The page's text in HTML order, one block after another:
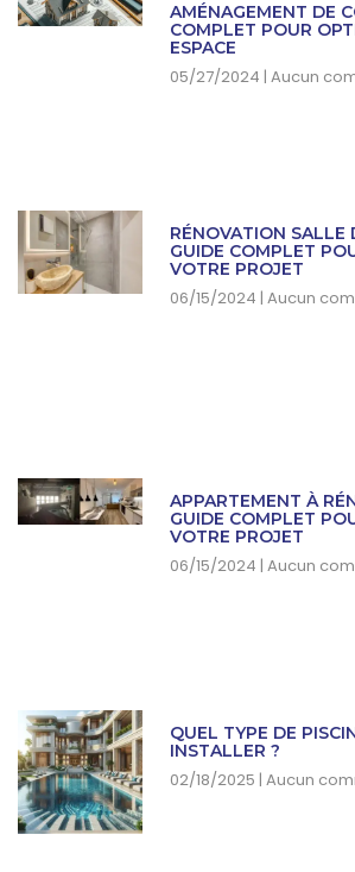
AMÉNAGEMENT DE
COMPLET POUR
ESPACE
05/27/2024 Aucun
RÉNOVATION SALLE
GUIDE COMPLET
VOTRE PROJET
06/15/2024 Aucun
APPARTEMENT À
GUIDE COMPLET
VOTRE PROJET
06/15/2024 Aucun
QUEL TYPE DE
INSTALLER ?
02/18/2025 Aucun